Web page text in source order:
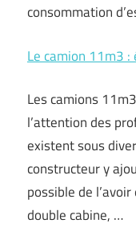
consommation
Le camion 11m3
Les camions
l’attention des
existent sous
constructeur y
possible de
double cabine, …